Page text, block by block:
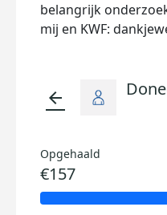
belangrijk
mij en KWF:
arrow_back
Opgehaald
€157